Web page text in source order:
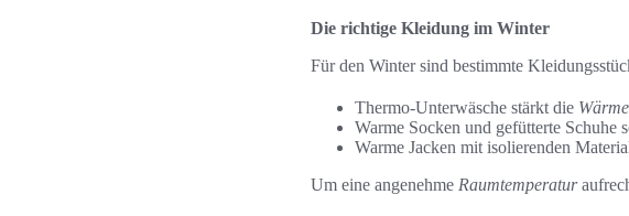
Die richtige Kleidung im Winter
Für den Winter sind bestimmte
Thermo-Unterwäsche stärkt die Wärme
Warme Socken und gefütterte Schuhe
Warme Jacken mit isolierenden
Um eine angenehme Raumtemperatur